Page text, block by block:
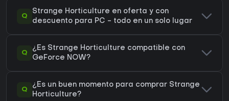
Q
Strange Horticulture en oferta y con
descuento para PC - todo en un solo lugar
Q
¿Es Strange Horticulture compatible con
GeForce NOW?
Q
¿Es un buen momento para comprar Strange
Horticulture?